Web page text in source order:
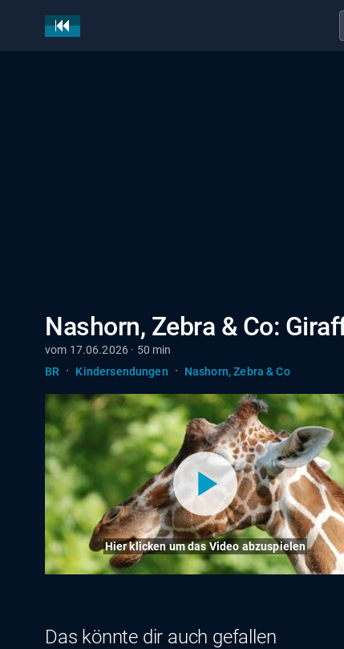
Nashorn, Zebra & Co:
vom 17.06.2026 · 50 min
BR
· Kindersendungen · Nashorn, Zebra & Co
Hier klicken um das Video abzuspielen
Das könnte dir auch gefallen